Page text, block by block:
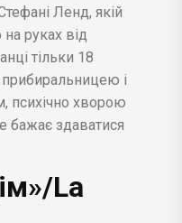
Ленд, якій
руках від
тільки 18
і
психічно хворою
бажає здаватися
La